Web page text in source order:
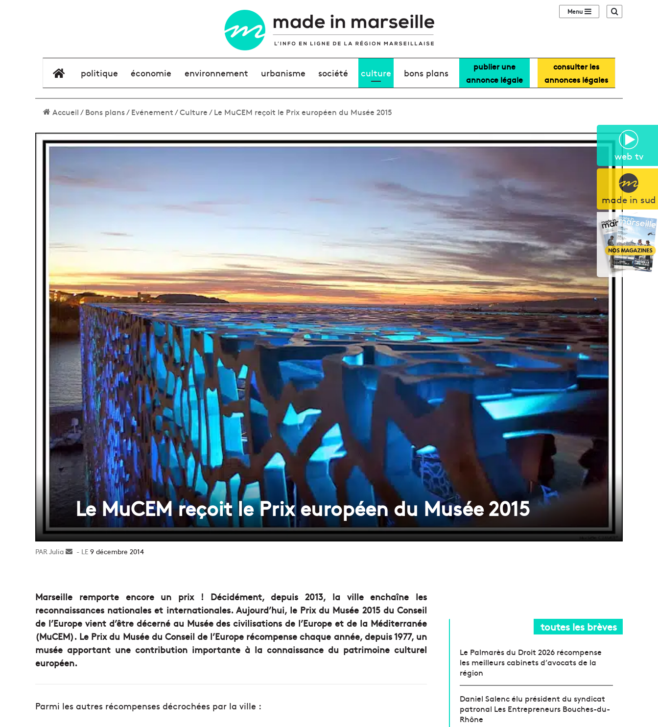
web tv
made in sud
Sidebar (barre
élément de menu
politique économie environnement urbanisme société culture bons plans
publier une
annonce légale
consulter les
annonces légales
Accueil/Bons plans/Evénement/Culture/Le MuCEM reçoit le Prix européen du Musée 2015
Le MuCEM reçoit le Prix européen du Musée 2015
Julia
Envoyer9 décembre 2014
Marseille remporte encore un prix ! Décidément, depuis 2013, la ville enchaîne les
reconnaissances nationales et internationales. Aujourd’hui, le Prix du Musée 2015 du Conseil
de l’Europe vient d’être décerné au Musée des civilisations de l’Europe et de la Méditerranée
(MuCEM). Le Prix du Musée du Conseil de l’Europe récompense chaque année, depuis 1977, un
musée apportant une contribution importante à la connaissance du patrimoine culturel
européen.
Parmi les autres récompenses décrochées par la ville :
toutes les brèves
Le Palmarès du Droit 2026 récompense
les meilleurs cabinets d’avocats de la
région
Daniel Salenc élu président du syndicat
patronal Les Entrepreneurs Bouches-du-
Rhône